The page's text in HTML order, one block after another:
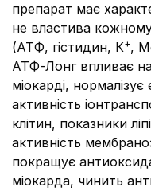
препарат має
не властива кожному
(АТФ, гістидин, К+,
АТФ-Лонг впливає на
міокарді,
активність
клітин, показники
активність
покращує
міокарда, чинить